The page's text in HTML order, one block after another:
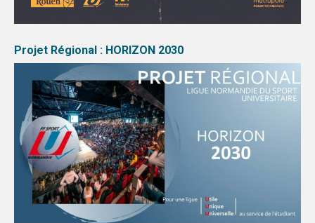
Projet Régional : HORIZON 2030